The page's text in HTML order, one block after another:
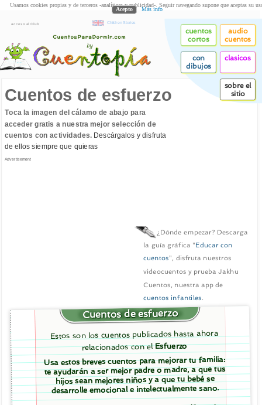
acceso al Club Children Stories
cuentos
cortos
audio
cuentos
con
dibujos
clasicos
sobre el
sitio
Cuentos de esfuerzo
Toca la imagen del cálamo de abajo para
acceder gratis a nuestra mejor selección de
cuentos con actividades.Descárgalos y disfruta
de ellos siempre que quieras
Advertisement
¿Dónde empezar? Descarga
la guía gráfica "Educar con
cuentos", disfruta nuestros
videocuentos y prueba Jakhu
Cuentos, nuestra app de
cuentos infantiles.
Cuentos de esfuerzo
Estos son los cuentos publicados hasta ahora
relacionados con elEsfuerzo
Usa estos breves cuentos para mejorar tu familia:
te ayudarán a ser mejor padre o madre, a que tus
hijos sean mejores niños y a que tu bebé se
desarrolle emocional e intelectualmente sano.
Usamos cookies propias y de terceros -analíticas y publicidad-. Seguir navegando supone que aceptas su
Acepto Más info